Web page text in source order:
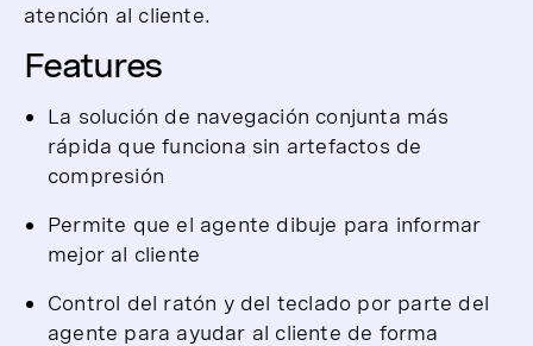
atención al cliente.
Features
La solución de navegación conjunta más
rápida que funciona sin artefactos de
compresión
Permite que el agente dibuje para informar
mejor al cliente
Control del ratón y del teclado por parte del
agente para ayudar al cliente de forma